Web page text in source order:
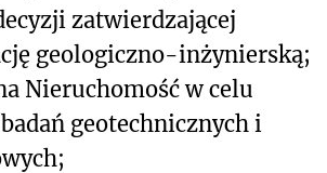
zatwierdzającej
geologiczno-inżynierską;
Nieruchomość w celu
geotechnicznych i